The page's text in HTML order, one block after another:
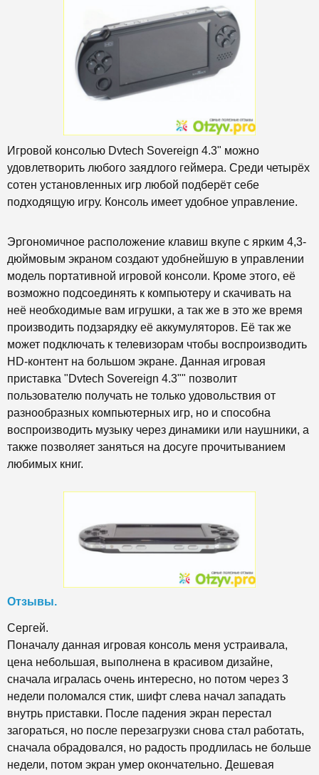
Игровой консолью Dvtech Sovereign 4.3" можно
удовлетворить любого заядлого геймера. Среди четырёх
сотен установленных игр любой подберёт себе
подходящую игру. Консоль имеет удобное управление.
Эргономичное расположение клавиш вкупе с ярким 4,3-
дюймовым экраном создают удобнейшую в управлении
модель портативной игровой консоли. Кроме этого, её
возможно подсоединять к компьютеру и скачивать на
неё необходимые вам игрушки, а так же в это же время
производить подзарядку её аккумуляторов. Её так же
может подключать к телевизорам чтобы воспроизводить
HD-контент на большом экране. Данная игровая
приставка "Dvtech Sovereign 4.3"" позволит
пользователю получать не только удовольствия от
разнообразных компьютерных игр, но и способна
воспроизводить музыку через динамики или наушники, а
также позволяет заняться на досуге прочитыванием
любимых книг.
Отзывы.
Сергей.
Поначалу данная игровая консоль меня устраивала,
цена небольшая, выполнена в красивом дизайне,
сначала игралась очень интересно, но потом через 3
недели поломался стик, шифт слева начал западать
внутрь приставки. После падения экран перестал
загораться, но после перезагрузки снова стал работать,
сначала обрадовался, но радость продлилась не больше
недели, потом экран умер окончательно. Дешевая